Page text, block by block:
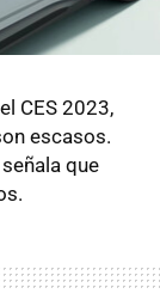
CES 2023,
escasos.
que